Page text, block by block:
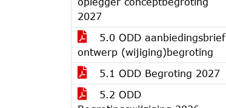
2027
5.0 ODD aanbiedingsbrief
ontwerp (wijiging)begroting
5.1 ODD Begroting 2027
5.2 ODD